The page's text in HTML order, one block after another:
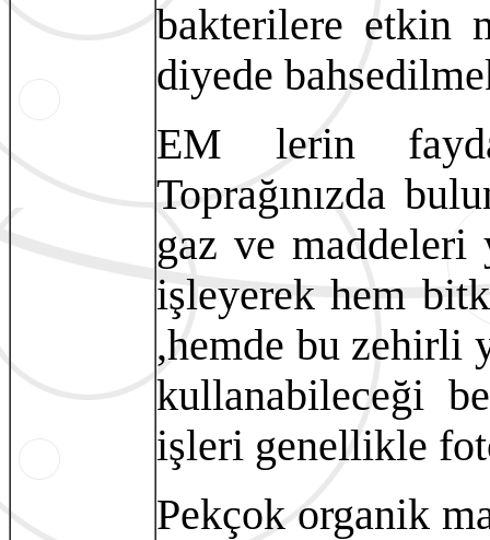
bakterilere etkin
diyede
EM lerin
Toprağınızda
gaz ve maddeleri
işleyerek hem
,hemde bu zehirli
kullanabileceği
işleri genellikle
Pekçok organik